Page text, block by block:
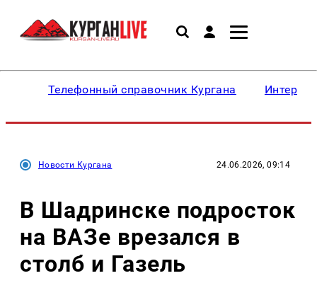
Телефонный справочник Кургана
Новости Кургана 24.06.2026, 09:14
В Шадринске подросток
на ВАЗе врезался в
столб и Газель